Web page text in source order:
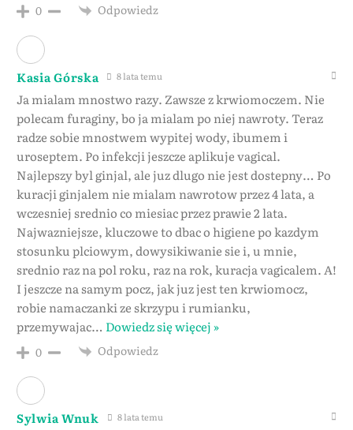
0 Odpowiedz
Kasia Górska 8 lata temu
Ja mialam mnostwo razy. Zawsze z krwiomoczem. Nie
polecam furaginy, bo ja mialam po niej nawroty. Teraz
radze sobie mnostwem wypitej wody, ibumem i
uroseptem. Po infekcji jeszcze aplikuje vagical.
Najlepszy byl ginjal, ale juz dlugo nie jest dostepny… Po
kuracji ginjalem nie mialam nawrotow przez 4 lata, a
wczesniej srednio co miesiac przez prawie 2 lata.
Najwazniejsze, kluczowe to dbac o higiene po kazdym
stosunku plciowym, dowysikiwanie sie i, u mnie,
srednio raz na pol roku, raz na rok, kuracja vagicalem. A!
I jeszcze na samym pocz, jak juz jest ten krwiomocz,
robie namaczanki ze skrzypu i rumianku,
przemywajac… Dowiedz się więcej »
0 Odpowiedz
Sylwia Wnuk 8 lata temu